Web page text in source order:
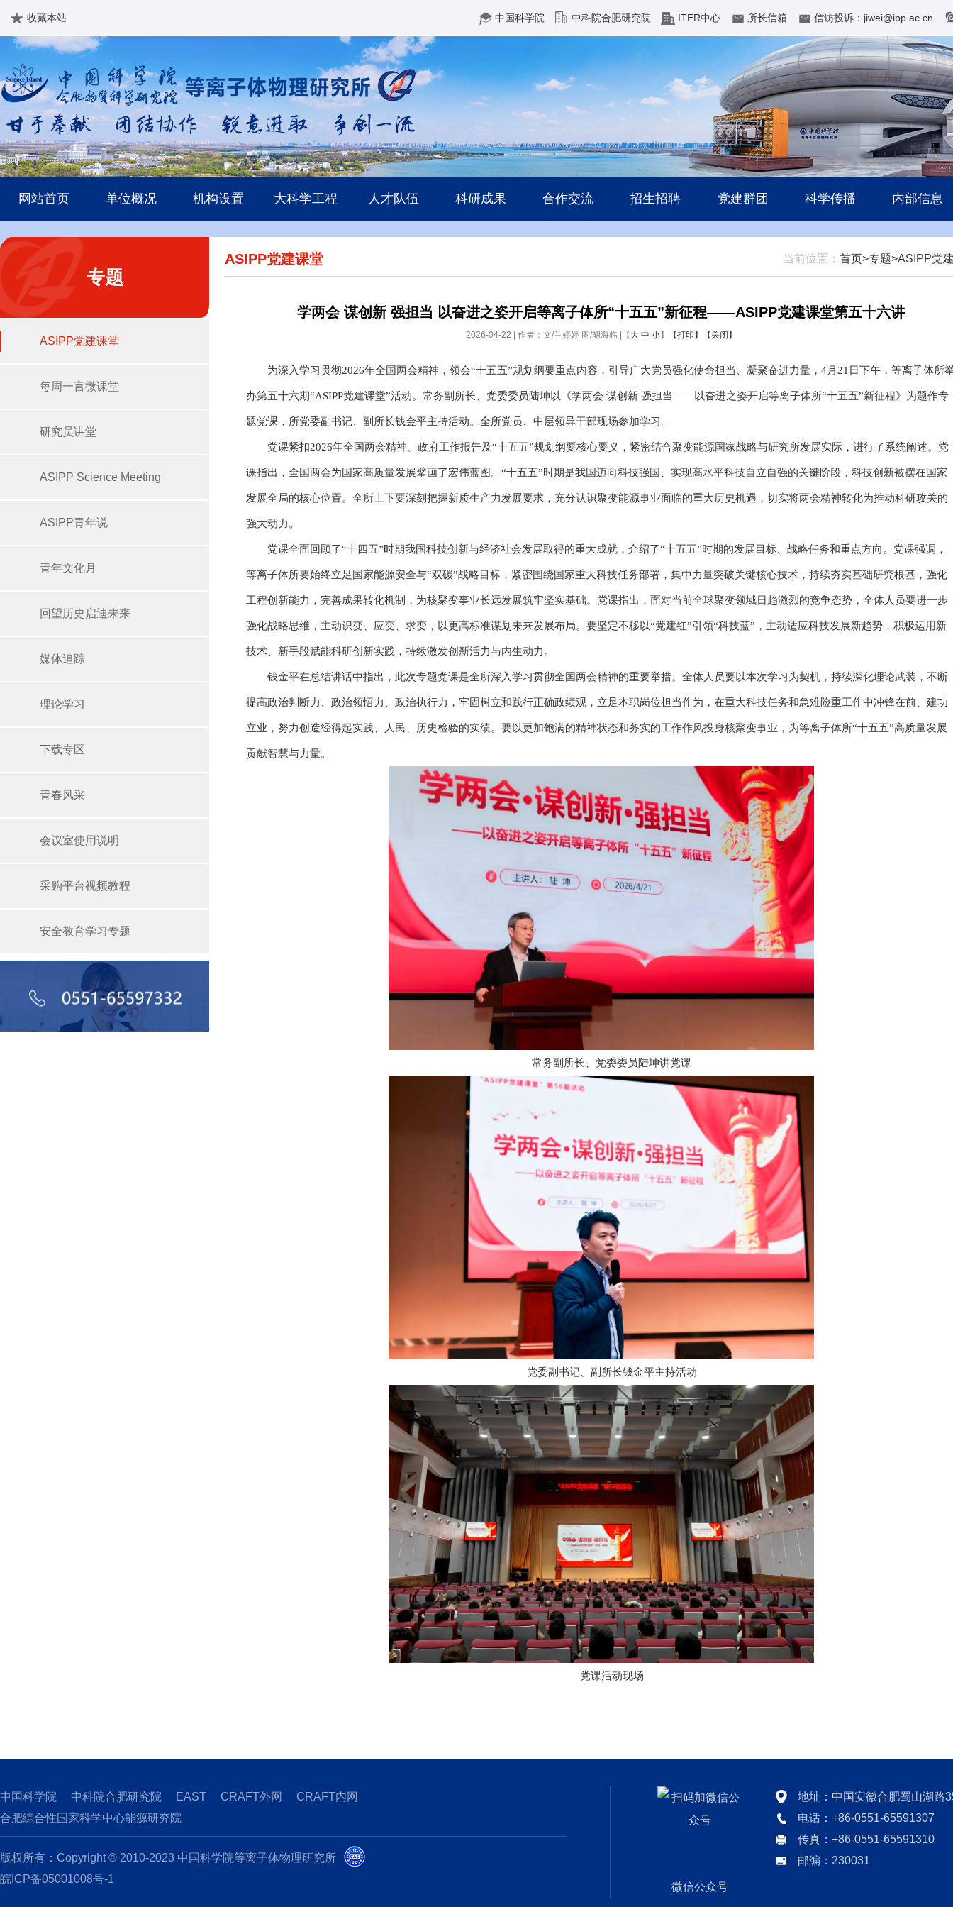
收藏本站 中国科学院 中科院合肥研究院 ITER中心 所长信箱 信访投诉：jiwei@ipp.ac.cn
网站首页 单位概况 机构设置 大科学工程 人才队伍 科研成果 合作交流 招生招聘 党建群团 科学传播 内部信息
专题
ASIPP党建课堂
每周一言微课堂
研究员讲堂
ASIPP Science Meeting
ASIPP青年说
青年文化月
回望历史启迪未来
媒体追踪
理论学习
下载专区
青春风采
会议室使用说明
采购平台视频教程
安全教育学习专题
当前位置： 首页>专题>ASIPP党
ASIPP党建课堂
学两会 谋创新 强担当 以奋进之姿开启等离子体所“十五五”新征程——ASIPP党建课堂第五十六讲
2026-04-22 | 作者：文/兰婷婷 图/胡海临 |【 大 中 小】 【打印】 【关闭】
为深入学习贯彻2026年全国两会精神，领会“十五五”规划纲要重点内容，引导广大党员强化使命担当、凝聚奋进力量，4月21日下午，等离子体所
办第五十六期“ASIPP党建课堂”活动。常务副所长、党委委员陆坤以《学两会 谋创新 强担当——以奋进之姿开启等离子体所“十五五”新征程》为题作专
题党课，所党委副书记、副所长钱金平主持活动。全所党员、中层领导干部现场参加学习。
党课紧扣2026年全国两会精神、政府工作报告及“十五五”规划纲要核心要义，紧密结合聚变能源国家战略与研究所发展实际，进行了系统阐述。党
课指出，全国两会为国家高质量发展擘画了宏伟蓝图。“十五五”时期是我国迈向科技强国、实现高水平科技自立自强的关键阶段，科技创新被摆在国家
发展全局的核心位置。全所上下要深刻把握新质生产力发展要求，充分认识聚变能源事业面临的重大历史机遇，切实将两会精神转化为推动科研攻关的
强大动力。
党课全面回顾了“十四五”时期我国科技创新与经济社会发展取得的重大成就，介绍了“十五五”时期的发展目标、战略任务和重点方向。党课强调，
等离子体所要始终立足国家能源安全与“双碳”战略目标，紧密围绕国家重大科技任务部署，集中力量突破关键核心技术，持续夯实基础研究根基，强化
工程创新能力，完善成果转化机制，为核聚变事业长远发展筑牢坚实基础。党课指出，面对当前全球聚变领域日趋激烈的竞争态势，全体人员要进一步
强化战略思维，主动识变、应变、求变，以更高标准谋划未来发展布局。要坚定不移以“党建红”引领“科技蓝”，主动适应科技发展新趋势，积极运用新
技术、新手段赋能科研创新实践，持续激发创新活力与内生动力。
钱金平在总结讲话中指出，此次专题党课是全所深入学习贯彻全国两会精神的重要举措。全体人员要以本次学习为契机，持续深化理论武装，不断
提高政治判断力、政治领悟力、政治执行力，牢固树立和践行正确政绩观，立足本职岗位担当作为，在重大科技任务和急难险重工作中冲锋在前、建功
立业，努力创造经得起实践、人民、历史检验的实绩。要以更加饱满的精神状态和务实的工作作风投身核聚变事业，为等离子体所“十五五”高质量发展
贡献智慧与力量。
常务副所长、党委委员陆坤讲党课
党委副书记、副所长钱金平主持活动
党课活动现场
中国科学院 中科院合肥研究院 EAST CRAFT外网
CRAFT内网
合肥综合性国家科学中心能源研究院
版权所有：Copyright © 2010-2023 中国科学院等离子体物理研究所
皖ICP备05001008号-1
微信公众号
地址：中国安徽合肥蜀山湖路
电话：+86-0551-65591307
传真：+86-0551-65591310
邮编：230031